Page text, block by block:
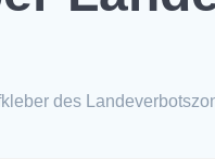
des